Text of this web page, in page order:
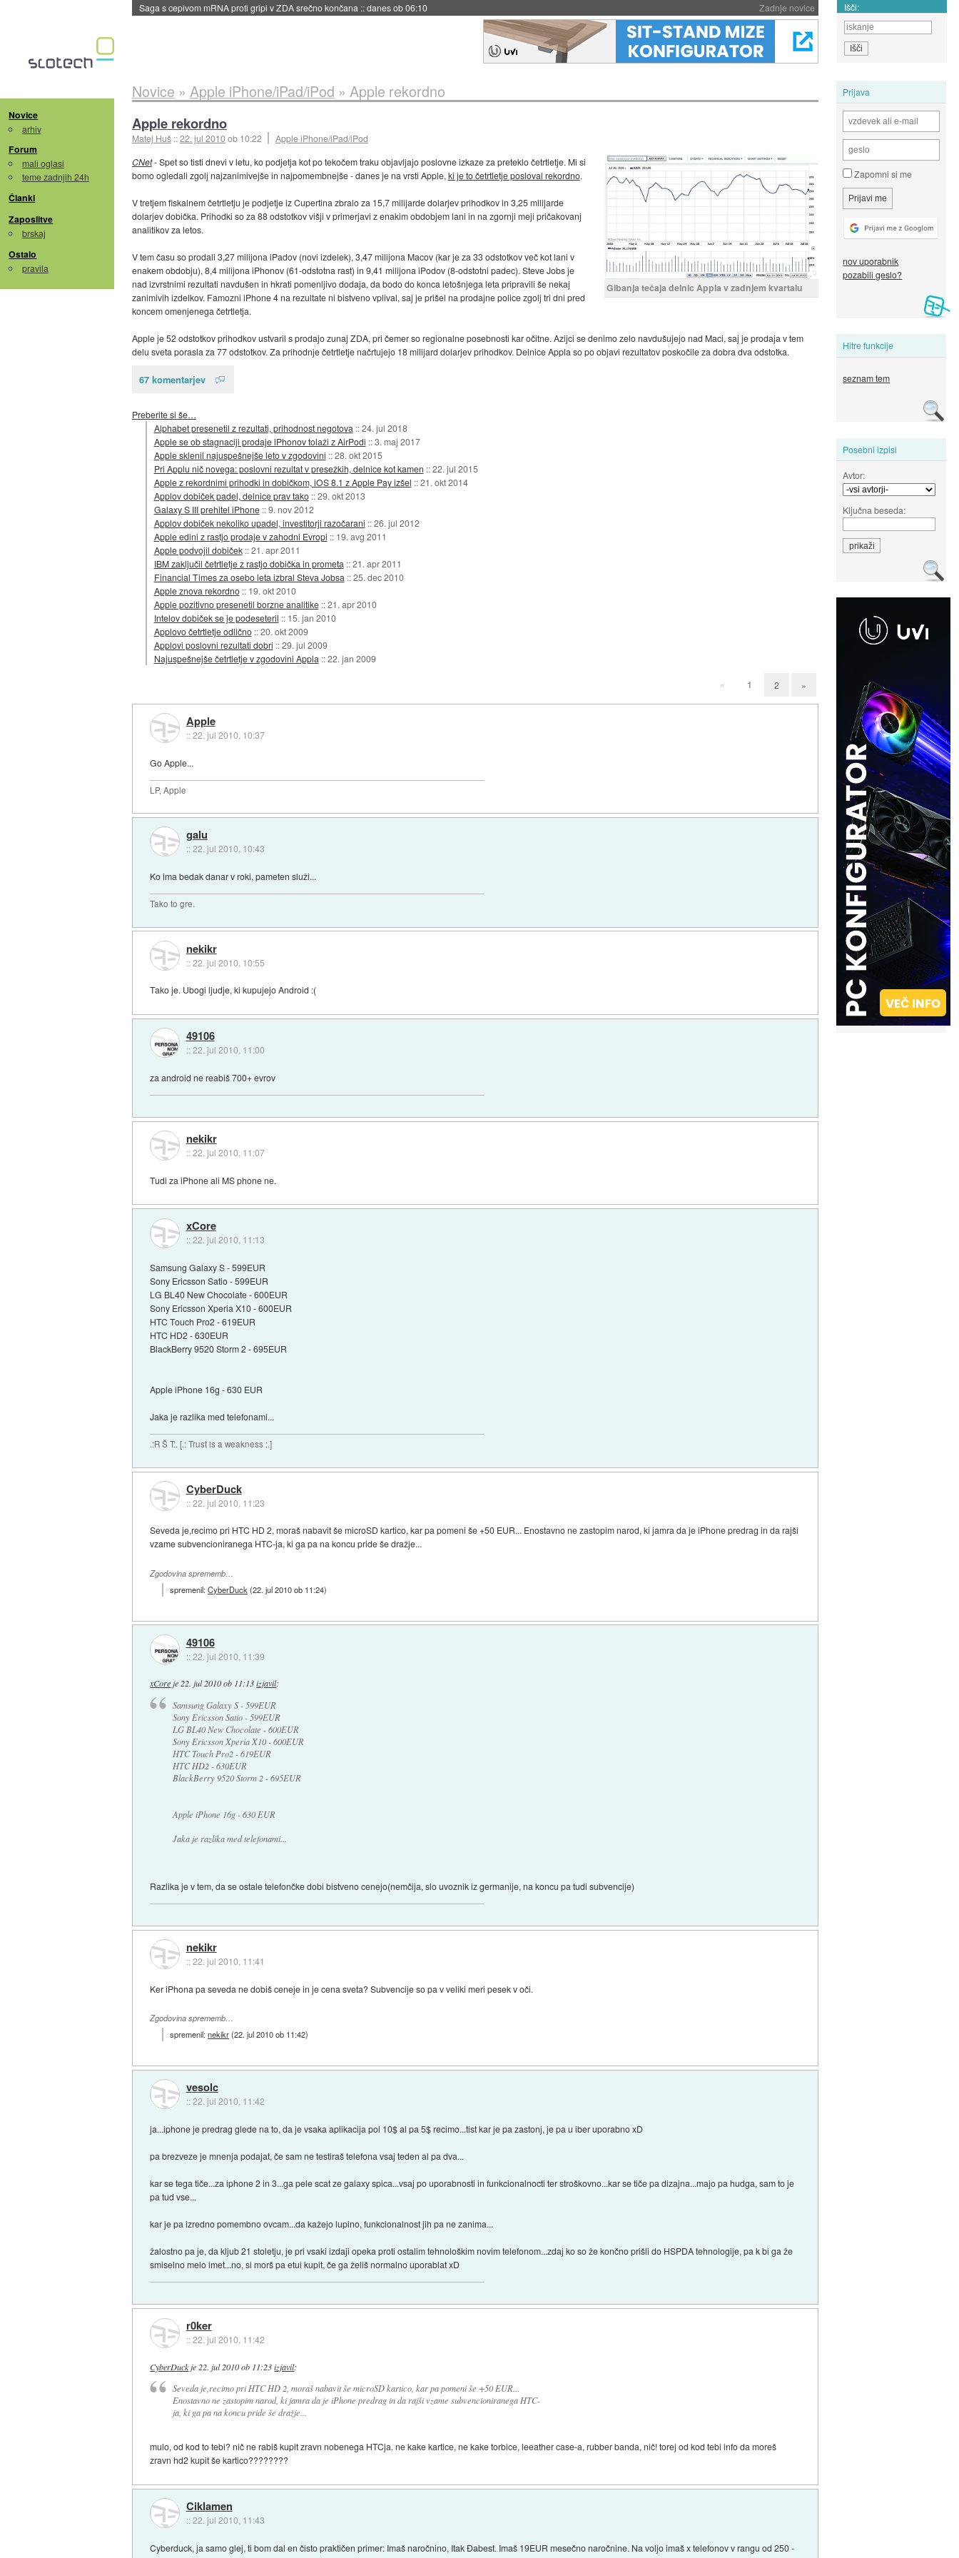
Zadnje novice
BMW v vozilih začel predvajati reklame::danes ob 06:09 Išči:
Novice
arhiv
Forum
mali oglasi
teme zadnjih 24h
Članki
Zaposlitve
brskaj
Ostalo
pravila
Prijava
Zapomni si me
nov uporabnik
pozabili geslo?
Hitre funkcije
seznam tem
Posebni izpisi
Avtor:
Ključna beseda:
Novice » Apple iPhone/iPad/iPod » Apple rekordno
Apple rekordno
Matej Huš ::22. jul 2010ob 10:22 Apple iPhone/iPad/iPod
Gibanja tečaja delnic Appla v zadnjem kvartalu
CNet- Spet so tisti dnevi v letu, ko podjetja kot po tekočem traku objavljajo poslovne izkaze za preteklo četrtletje. Mi si
bomo ogledali zgolj najzanimivejše in najpomembnejše - danes je na vrsti Apple, ki je to četrtletje posloval rekordno.
V tretjem fiskalnem četrtletju je podjetje iz Cupertina zbralo za 15,7 milijarde dolarjev prihodkov in 3,25 milijarde
dolarjev dobička. Prihodki so za 88 odstotkov višji v primerjavi z enakim obdobjem lani in na zgornji meji pričakovanj
analitikov za letos.
V tem času so prodali 3,27 milijona iPadov (novi izdelek), 3,47 milijona Macov (kar je za 33 odstotkov več kot lani v
enakem obdobju), 8,4 milijona iPhonov (61-odstotna rast) in 9,41 milijona iPodov (8-odstotni padec). Steve Jobs je
nad izvrstnimi rezultati navdušen in hkrati pomenljivo dodaja, da bodo do konca letošnjega leta pripravili še nekaj
zanimivih izdelkov. Famozni iPhone 4 na rezultate ni bistveno vplival, saj je prišel na prodajne police zgolj tri dni pred
koncem omenjenega četrtletja.
Apple je 52 odstotkov prihodkov ustvaril s prodajo zunaj ZDA, pri čemer so regionalne posebnosti kar očitne. Azijci se denimo zelo navdušujejo nad Maci, saj je prodaja v tem
delu sveta porasla za 77 odstotkov. Za prihodnje četrtletje načrtujejo 18 milijard dolarjev prihodkov. Delnice Appla so po objavi rezultatov poskočile za dobra dva odstotka.
67 komentarjev
Preberite si še…
Alphabet presenetil z rezultati, prihodnost negotova ::24. jul 2018
Apple se ob stagnaciji prodaje iPhonov tolaži z AirPodi ::3. maj 2017
Apple sklenil najuspešnejše leto v zgodovini ::28. okt 2015
Pri Applu nič novega: poslovni rezultat v presežkih, delnice kot kamen ::22. jul 2015
Apple z rekordnimi prihodki in dobičkom, iOS 8.1 z Apple Pay izšel ::21. okt 2014
Applov dobiček padel, delnice prav tako ::29. okt 2013
Galaxy S III prehitel iPhone ::9. nov 2012
Applov dobiček nekoliko upadel, investitorji razočarani ::26. jul 2012
Apple edini z rastjo prodaje v zahodni Evropi :: 19. avg 2011
Apple podvojil dobiček ::21. apr 2011
IBM zaključil četrtletje z rastjo dobička in prometa ::21. apr 2011
Financial Times za osebo leta izbral Steva Jobsa ::25. dec 2010
Apple znova rekordno :: 19. okt 2010
Apple pozitivno presenetil borzne analitike ::21. apr 2010
Intelov dobiček se je podeseteril :: 15. jan 2010
Applovo četrtletje odlično ::20. okt 2009
Applovi poslovni rezultati dobri ::29. jul 2009
Najuspešnejše četrtletje v zgodovini Appla ::22. jan 2009
« 1 2 »
Apple
::22. jul 2010, 10:37
Go Apple...
LP, Apple
galu
::22. jul 2010, 10:43
Ko ima bedak danar v roki, pameten služi...
Tako to gre.
nekikr
::22. jul 2010, 10:55
Tako je. Ubogi ljudje, ki kupujejo Android :(
49106
::22. jul 2010, 11:00
za android ne reabiš 700+ evrov
nekikr
::22. jul 2010, 11:07
Tudi za iPhone ali MS phone ne.
xCore
::22. jul 2010, 11:13
Samsung Galaxy S - 599EUR
Sony Ericsson Satio - 599EUR
LG BL40 New Chocolate - 600EUR
Sony Ericsson Xperia X10 - 600EUR
HTC Touch Pro2 - 619EUR
HTC HD2 - 630EUR
BlackBerry 9520 Storm 2 - 695EUR
Apple iPhone 16g - 630 EUR
Jaka je razlika med telefonami...
.:R Š T:. [.: Trust is a weakness :.]
CyberDuck
::22. jul 2010, 11:23
Seveda je,recimo pri HTC HD 2, moraš nabavit še microSD kartico, kar pa pomeni še +50 EUR... Enostavno ne zastopim narod, ki jamra da je iPhone predrag in da rajši
vzame subvencioniranega HTC-ja, ki ga pa na koncu pride še dražje...
Zgodovina sprememb…
spremenil:CyberDuck (22. jul 2010 ob 11:24)
49106
::22. jul 2010, 11:39
xCoreje22. jul 2010 ob 11:13 izjavil:
Samsung Galaxy S - 599EUR
Sony Ericsson Satio - 599EUR
LG BL40 New Chocolate - 600EUR
Sony Ericsson Xperia X10 - 600EUR
HTC Touch Pro2 - 619EUR
HTC HD2 - 630EUR
BlackBerry 9520 Storm 2 - 695EUR
Apple iPhone 16g - 630 EUR
Jaka je razlika med telefonami...
Razlika je v tem, da se ostale telefončke dobi bistveno cenejo(nemčija, slo uvoznik iz germanije, na koncu pa tudi subvencije)
nekikr
::22. jul 2010, 11:41
Ker iPhona pa seveda ne dobiš ceneje in je cena sveta? Subvencije so pa v veliki meri pesek v oči.
Zgodovina sprememb…
spremenil:nekikr(22. jul 2010 ob 11:42)
vesolc
::22. jul 2010, 11:42
ja...iphone je predrag glede na to, da je vsaka aplikacija pol 10$ al pa 5$ recimo...tist kar je pa zastonj, je pa u iber uporabno xD
pa brezveze je mnenja podajat, če sam ne testiraš telefona vsaj teden al pa dva...
kar se tega tiče...za iphone 2 in 3...ga pele scat ze galaxy spica...vsaj po uporabnosti in funkcionalnocti ter stroškovno...kar se tiče pa dizajna...majo pa hudga, sam to je
pa tud vse...
kar je pa izredno pomembno ovcam...da kažejo lupino, funkcionalnost jih pa ne zanima...
žalostno pa je, da kljub 21 stoletju, je pri vsaki izdaji opeka proti ostalim tehnološkim novim telefonom...zdaj ko so že končno prišli do HSPDA tehnologije, pa k bi ga že
smiselno melo imet...no, si morš pa etui kupit, če ga želiš normalno uporablat xD
r0ker
::22. jul 2010, 11:42
CyberDuckje 22. jul 2010 ob 11:23 izjavil:
Seveda je,recimo pri HTC HD 2, moraš nabavit še microSD kartico, kar pa pomeni še +50 EUR...
Enostavno ne zastopim narod, ki jamra da je iPhone predrag in da rajši vzame subvencioniranega HTC-
ja, ki ga pa na koncu pride še dražje...
mulo, od kod to tebi? nič ne rabiš kupit zravn nobenega HTCja. ne kake kartice, ne kake torbice, leeather case-a, rubber banda, nič! torej od kod tebi info da moreš
zravn hd2 kupit še kartico????????
Ciklamen
::22. jul 2010, 11:43
Cyberduck, ja samo glej, ti bom dal en čisto praktičen primer: Imaš naročnino, Itak Đabest. Imaš 19EUR mesečno naročnine. Na voljo imaš x telefonov v rangu od 250 -